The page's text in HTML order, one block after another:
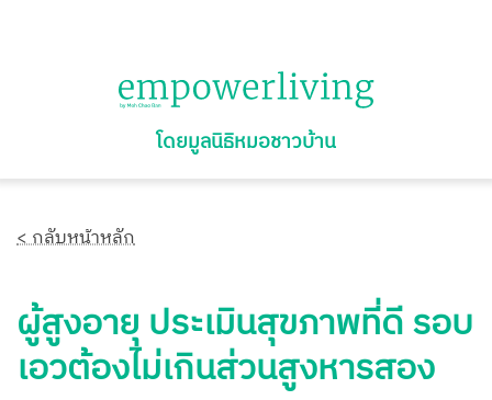
โดยมูลนิธิหมอชาวบ้าน
< กลับหน้าหลัก
ผู้สูงอายุ ประเมินสุขภาพที่ดี รอบ
เอวต้องไม่เกินส่วนสูงหารสอง